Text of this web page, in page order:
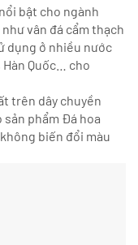
bật cho ngành
vân đá cẩm thạch
dụng ở nhiều nước
Hàn Quốc… cho
trên dây chuyền
phẩm Đá hoa
biến đổi màu